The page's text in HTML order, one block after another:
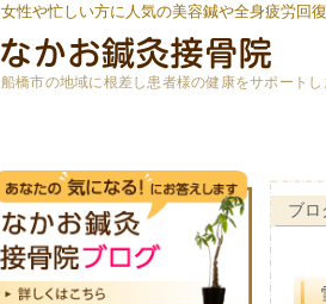
女性や忙しい方に人気の美容鍼や全身疲労回
船橋市の地域に根差し患者様の健康をサポートし
ブロ